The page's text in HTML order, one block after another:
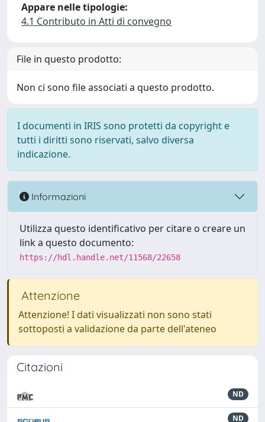
Appare nelle tipologie:
4.1 Contributo in Atti di convegno
File in questo prodotto:
Non ci sono file associati a questo prodotto.
I documenti in IRIS sono protetti da copyright e
tutti i diritti sono riservati, salvo diversa
indicazione.
Informazioni
Utilizza questo identificativo per citare o creare un
link a questo documento:
https://hdl.handle.net/11568/22658
Attenzione
Attenzione! I dati visualizzati non sono stati
sottoposti a validazione da parte dell'ateneo
Citazioni
ND
ND